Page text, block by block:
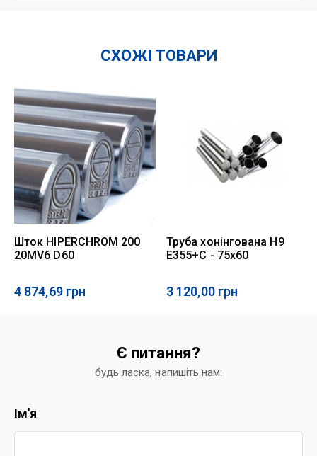
СХОЖІ ТОВАРИ
Шток HIPERCHROM 200
20MV6 D60
4 874,69 грн
Труба хонінгована Н9
E355+C - 75x60
3 120,00 грн
Є питання?
будь ласка, напишіть нам:
Ім'я